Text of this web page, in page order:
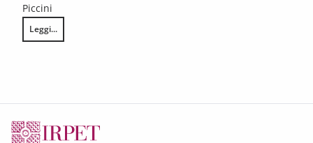
Piccini
Leggi...
Le relazioni tra territori per le politiche di sviluppo: analisi Input-